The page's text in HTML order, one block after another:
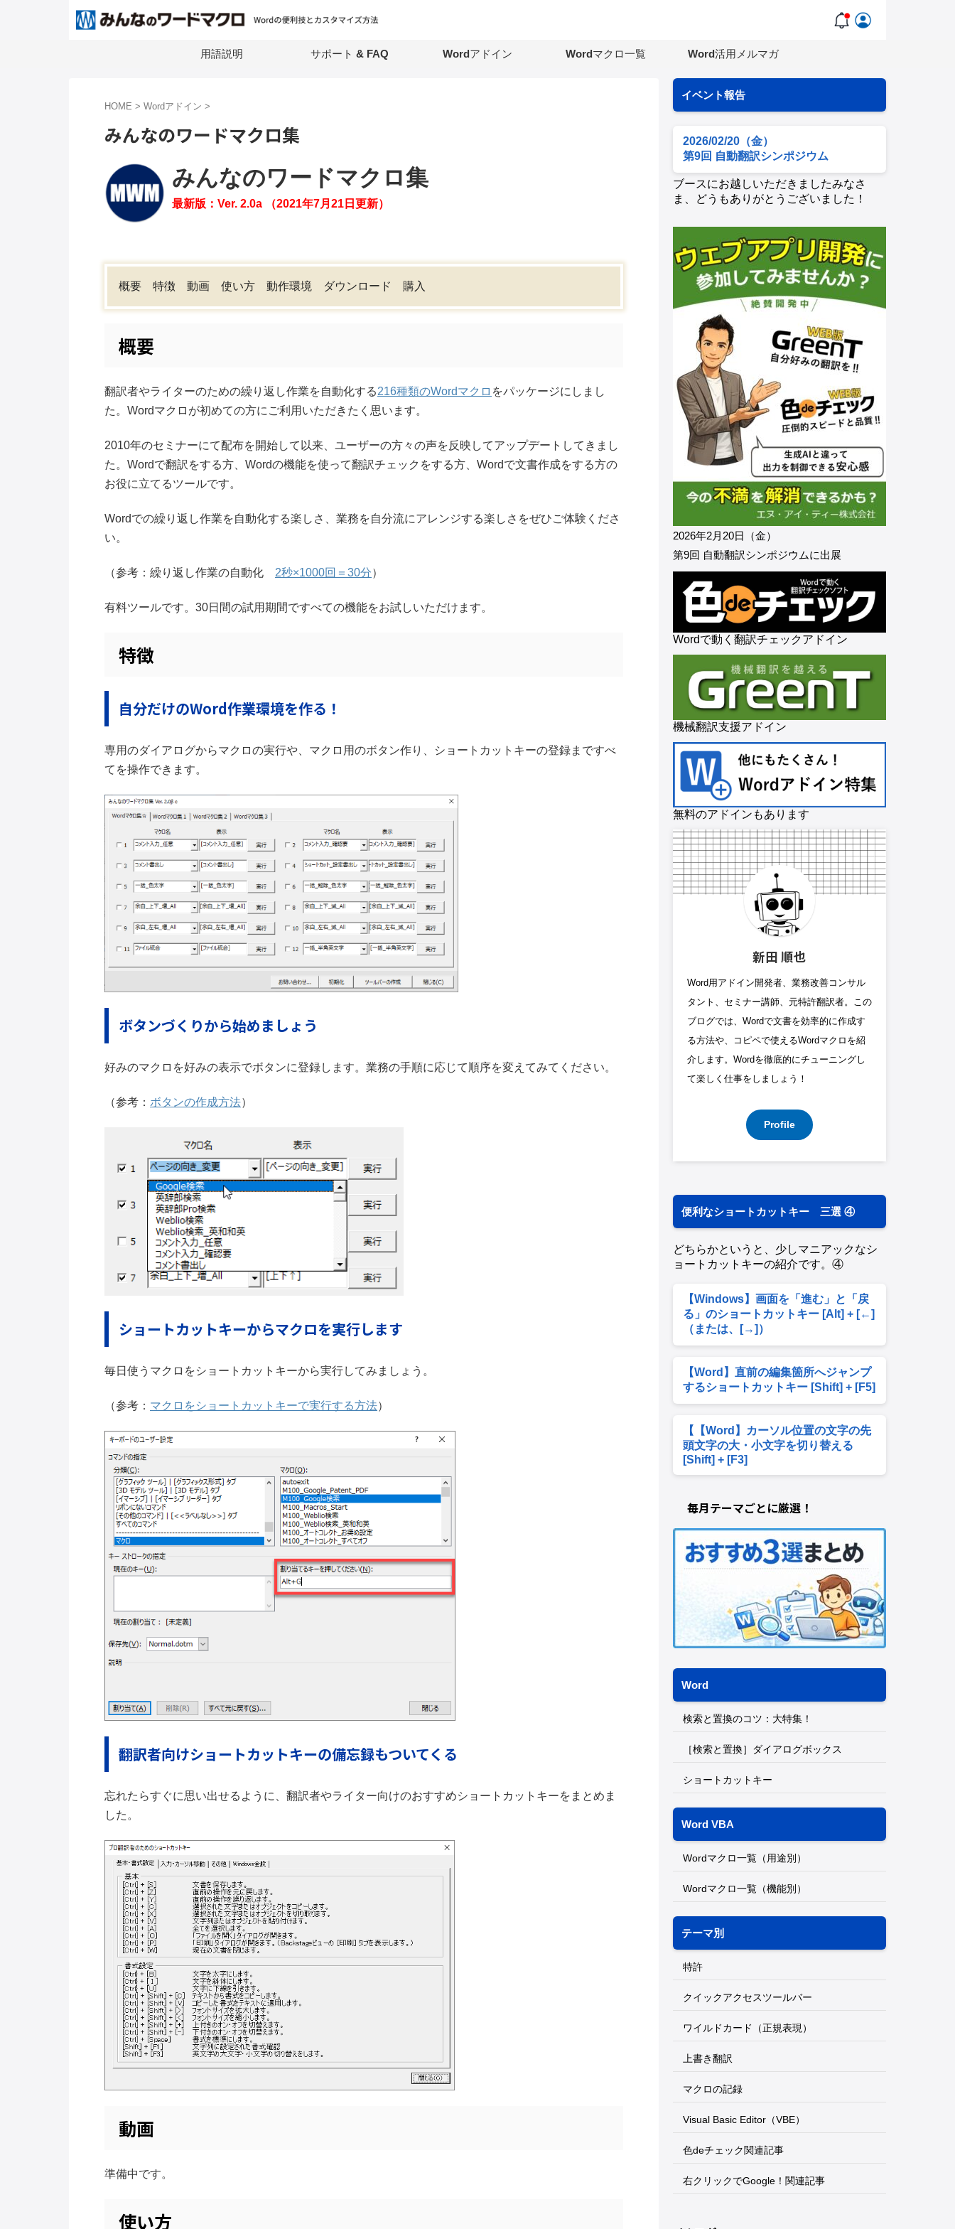
用語説明 サポート & FAQ Wordアドイン Wordマクロ一覧 Word活用メルマガ
HOME > Wordアドイン >
みんなのワードマクロ集
みんなのワードマクロ集
最新版：Ver. 2.0a （2021年7月21日更新）
概要 特徴 動画 使い方 動作環境 ダウンロード 購入
概要
翻訳者やライターのための繰り返し作業を自動化する216種類のWordマクロ をパッケージにしまし
た。Wordマクロが初めての方にご利用いただきたく思います。
2010年のセミナーにて配布を開始して以来、ユーザーの方々の声を反映してアップデートしてきまし
た。Wordで翻訳をする方、Wordの機能を使って翻訳チェックをする方、Wordで文書作成をする方の
お役に立てるツールです。
Wordでの繰り返し作業を自動化する楽しさ、業務を自分流にアレンジする楽しさをぜひご体験くださ
い。
（参考：繰り返し作業の自動化 2秒×1000回＝30分）
有料ツールです。30日間の試用期間ですべての機能をお試しいただけます。
特徴
自分だけのWord作業環境を作る！
専用のダイアログからマクロの実行や、マクロ用のボタン作り、ショートカットキーの登録まですべ
てを操作できます。
ボタンづくりから始めましょう
好みのマクロを好みの表示でボタンに登録します。業務の手順に応じて順序を変えてみてください。
（参考： ボタンの作成方法）
ショートカットキーからマクロを実行します
毎日使うマクロをショートカットキーから実行してみましょう。
（参考： マクロをショートカットキーで実行する方法）
翻訳者向けショートカットキーの備忘録もついてくる
忘れたらすぐに思い出せるように、翻訳者やライター向けのおすすめショートカットキーをまとめま
した。
動画
準備中です。
使い方
イベント報告
2026/02/20（金）
第9回 自動翻訳シンポジウム
ブースにお越しいただきましたみなさ
ま、どうもありがとうございました！
2026年2月20日（金）
第9回 自動翻訳シンポジウムに出展
Wordで動く翻訳チェックアドイン
機械翻訳支援アドイン
無料のアドインもあります
新田 順也
Word用アドイン開発者、業務改善コンサル
タント、セミナー講師、元特許翻訳者。この
ブログでは、Wordで文書を効率的に作成す
る方法や、コピペで使えるWordマクロを紹
介します。Wordを徹底的にチューニングし
て楽しく仕事をしましょう！
Profile
便利なショートカットキー 三選 ④
どちらかというと、少しマニアックなシ
ョートカットキーの紹介です。④
【Windows】画面を「進む」と「戻
る」のショートカットキー [Alt] + [←]
（または、[→]）
【Word】直前の編集箇所へジャンプ
するショートカットキー [Shift] + [F5]
【【Word】カーソル位置の文字の先
頭文字の大・小文字を切り替える
[Shift] + [F3]
毎月テーマごとに厳選！
Word
検索と置換のコツ：大特集！
［検索と置換］ダイアログボックス
ショートカットキー
Word VBA
Wordマクロ一覧（用途別）
Wordマクロ一覧（機能別）
テーマ別
特許
クイックアクセスツールバー
ワイルドカード（正規表現）
上書き翻訳
マクロの記録
Visual Basic Editor（VBE）
色deチェック関連記事
右クリックでGoogle！関連記事